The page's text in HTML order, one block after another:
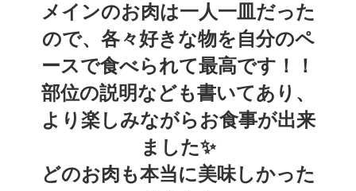
メインのお肉は一人一皿だった
ので、各々好きな物を自分のペ
ースで食べられて最高です！！
部位の説明なども書いてあり、
より楽しみながらお食事が出来
ました✨️
どのお肉も本当に美味しかった